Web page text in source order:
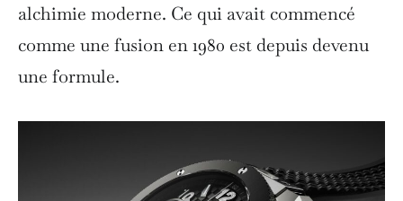
alchimie moderne. Ce qui avait commencé
comme une fusion en 1980 est depuis devenu
une formule.